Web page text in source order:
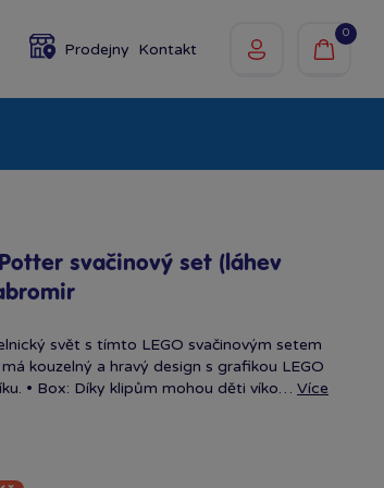
Prodejny Kontakt
0
svačinový set (láhev
svět s tímto LEGO svačinovým setem
kouzelný a hravý design s grafikou LEGO
• Box: Díky klipům mohou děti víko… Více